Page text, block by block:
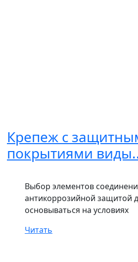
Крепеж с
покрытиями
Выбор элементов
антикоррозийной защитой
основываться на условиях
Читать